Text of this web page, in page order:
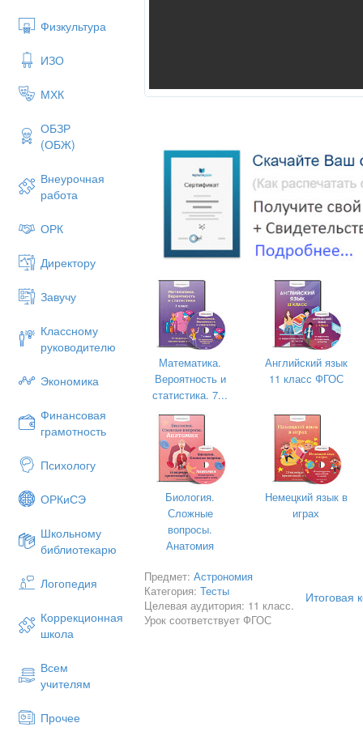
Физкультура
ИЗО
МХК
ОБЗР
(ОБЖ)
Внеурочная
работа
ОРК
Директору
Завучу
Классному
руководителю
Экономика
Финансовая
грамотность
Психологу
ОРКиСЭ
Школьному
библиотекарю
Логопедия
Коррекционная
школа
Всем
учителям
Прочее
Математика.
Вероятность и
статистика. 7...
Английский язык
11 класс ФГОС
Биология.
Сложные
вопросы.
Анатомия
Немецкий язык в
играх
Предмет:Астрономия
Категория:Тесты
Целевая аудитория: 11 класс.
Урок соответствует ФГОС
Итоговая